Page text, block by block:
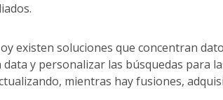
existen soluciones que concentran
data y personalizar las búsquedas para
mientras hay fusiones,